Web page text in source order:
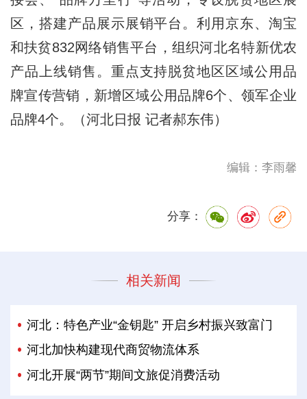
区，搭建产品展示展销平台。利用京东、淘宝
和扶贫832网络销售平台，组织河北名特新优农
产品上线销售。重点支持脱贫地区区域公用品
牌宣传营销，新增区域公用品牌6个、领军企业
品牌4个。（河北日报 记者郝东伟）
编辑：李雨馨
分享：
相关新闻
河北：特色产业“金钥匙” 开启乡村振兴致富门
河北加快构建现代商贸物流体系
河北开展“两节”期间文旅促消费活动